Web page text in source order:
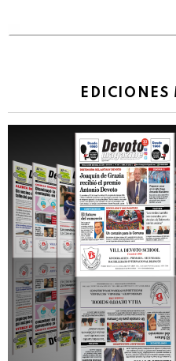
EDICIONES